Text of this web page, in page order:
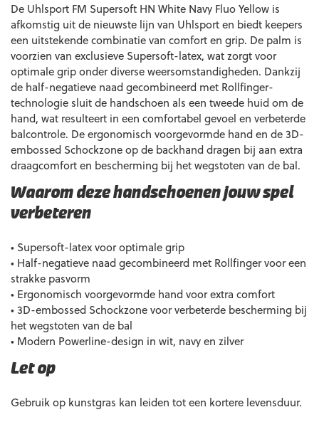
De Uhlsport FM Supersoft HN White Navy Fluo Yellow is
afkomstig uit de nieuwste lijn van Uhlsport en biedt keepers
een uitstekende combinatie van comfort en grip. De palm is
voorzien van exclusieve Supersoft-latex, wat zorgt voor
optimale grip onder diverse weersomstandigheden. Dankzij
de half-negatieve naad gecombineerd met Rollfinger-
technologie sluit de handschoen als een tweede huid om de
hand, wat resulteert in een comfortabel gevoel en verbeterde
balcontrole. De ergonomisch voorgevormde hand en de 3D-
embossed Schockzone op de backhand dragen bij aan extra
draagcomfort en bescherming bij het wegstoten van de bal.
Waarom deze handschoenen jouw spel
verbeteren
• Supersoft-latex voor optimale grip
• Half-negatieve naad gecombineerd met Rollfinger voor een
strakke pasvorm
• Ergonomisch voorgevormde hand voor extra comfort
• 3D-embossed Schockzone voor verbeterde bescherming bij
het wegstoten van de bal
• Modern Powerline-design in wit, navy en zilver
Let op
Gebruik op kunstgras kan leiden tot een kortere levensduur.